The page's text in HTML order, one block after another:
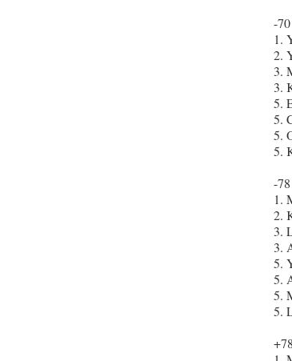
-
1.
2.
3.
3.
5.
5.
5.
5.
-
1.
2.
3.
3.
5.
5.
5.
5.